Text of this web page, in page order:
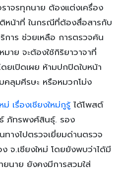
าจรทุกนาย ต้องแต่งเครื่อง
หน้าที่ ในกรณีที่ต้องสื่อสารกับ
การ ช่วยเหลือ การตรวจค้น
าย จะต้องใช้กิริยาวาจาที่
ยเปิดเผย ห้ามปกปิดใบหน้า
ลุมศีรษะ หรือหมวกโม่ง
ม่ เรื่องเชียงใหม่กูรู้ ได้โพสต์
ภัทรพงศ์สินธุ์. รอง
ทางไปตรวจเยี่ยมด่านตรวจ
จ.เชียงใหม่ โดยยังพบว่าได้มี
ยนาย ยังคงมีการสวมใส่